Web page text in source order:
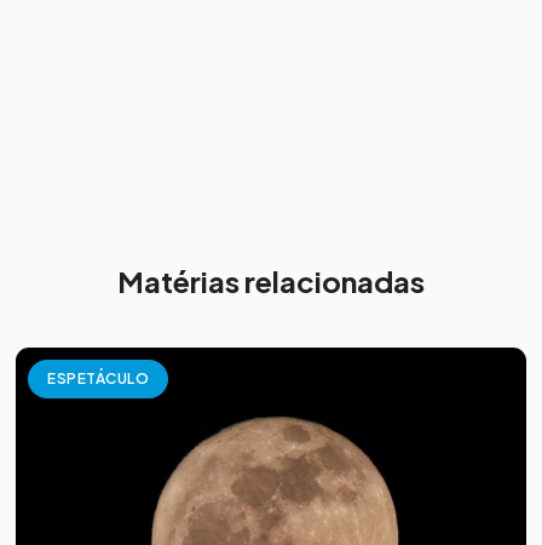
Matérias relacionadas
ESPETÁCULO